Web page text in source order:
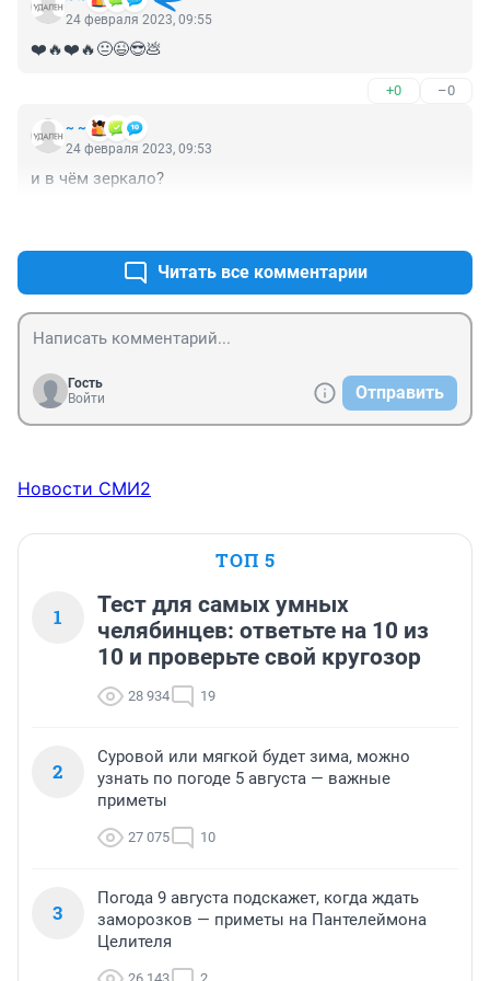
классическое целеполагание, ничего общего с
ритуалами в зеркальную дату не имеет.
24 февраля 2023, 09:55
❤️🔥❤️🔥😐😉😎💩
+0 –0
~ ~
24 февраля 2023, 09:53
и в чём зеркало?
Читать все комментарии
Гость
Войти
Отправить
Новости СМИ2
ТОП 5
1
Тест для самых умных
челябинцев: ответьте на 10 из
10 и проверьте свой кругозор
28 934 19
2
Суровой или мягкой будет зима, можно
узнать по погоде 5 августа — важные
приметы
27 075 10
3
Погода 9 августа подскажет, когда ждать
заморозков — приметы на Пантелеймона
Целителя